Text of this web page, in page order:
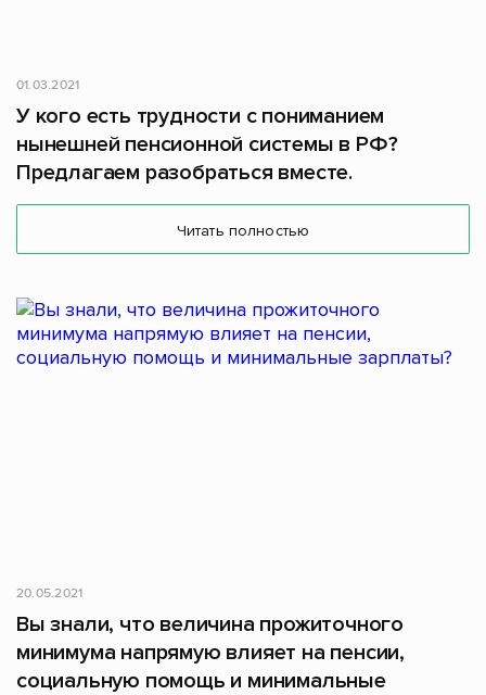
01.03.2021
У кого есть трудности с пониманием
нынешней пенсионной системы в РФ?
Предлагаем разобраться вместе.
Читать полностью
20.05.2021
Вы знали, что величина прожиточного
минимума напрямую влияет на пенсии,
социальную помощь и минимальные